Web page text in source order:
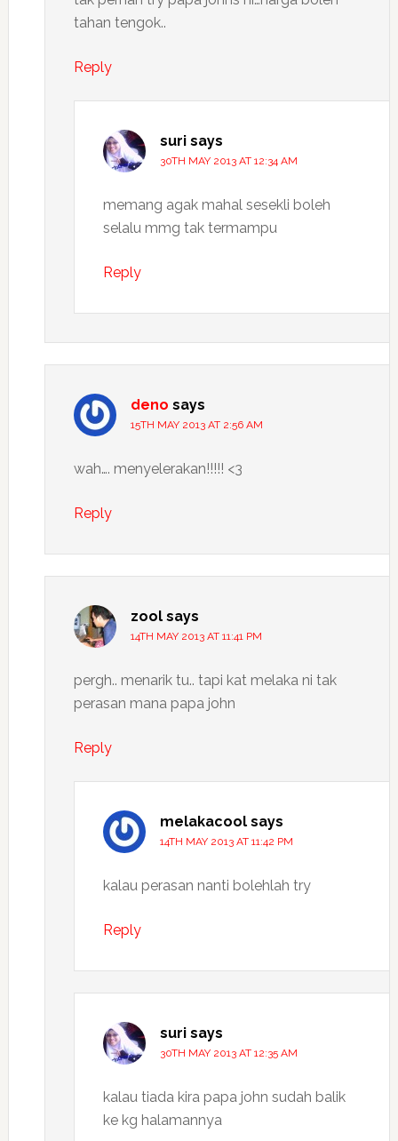
tahan tengok..
Reply
suri says
30TH MAY 2013 AT 12:34 AM
memang agak mahal sesekli boleh
selalu mmg tak termampu
Reply
deno says
15TH MAY 2013 AT 2:56 AM
wah…. menyelerakan!!!!! <3
Reply
zool says
14TH MAY 2013 AT 11:41 PM
pergh.. menarik tu.. tapi kat melaka ni tak
perasan mana papa john
Reply
melakacool says
14TH MAY 2013 AT 11:42 PM
kalau perasan nanti bolehlah try
Reply
suri says
30TH MAY 2013 AT 12:35 AM
kalau tiada kira papa john sudah balik
ke kg halamannya